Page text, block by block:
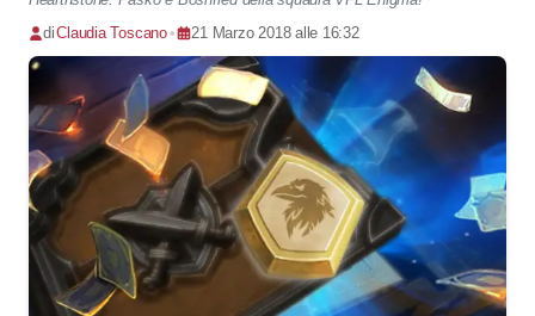
diClaudia Toscano • 21 Marzo 2018 alle 16:32